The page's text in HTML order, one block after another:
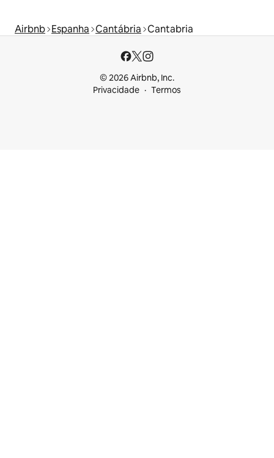
Airbnb Espanha Cantábria Cantabria
© 2026 Airbnb, Inc.
Privacidade
Termos